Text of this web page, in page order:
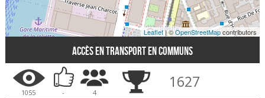
Leaflet| ©OpenStreetMapcontributors
Accès en transport en communs
1055 - 4
1627